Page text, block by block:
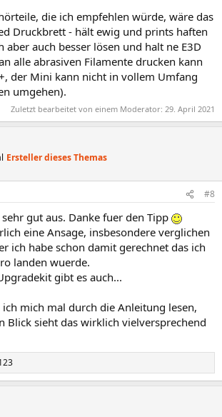
die ich empfehlen würde, wäre das
Druckbrett - hält ewig und prints haften
aber auch besser lösen und halt ne E3D
alle abrasiven Filamente drucken kann
der Mini kann nicht in vollem Umfang
umgehen).
Zuletzt bearbeitet von einem Moderator: 29. April 2021
Ersteller dieses Themas
#8
gut aus. Danke fuer den Tipp
eine Ansage, insbesondere verglichen
ich habe schon damit gerechnet das ich
landen wuerde.
gibt es auch...
mich mal durch die Anleitung lesen,
Blick sieht das wirklich vielversprechend